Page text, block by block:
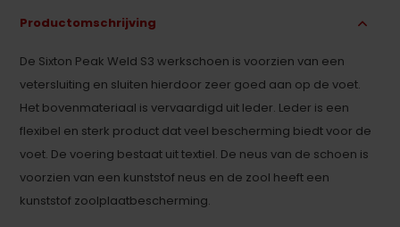
Productomschrijving
De Sixton Peak Weld S3 werkschoen is voorzien van een
vetersluiting en sluiten hierdoor zeer goed aan op de voet.
Het bovenmateriaal is vervaardigd uit leder. Leder is een
flexibel en sterk product dat veel bescherming biedt voor de
voet. De voering bestaat uit textiel. De neus van de schoen is
voorzien van een kunststof neus en de zool heeft een
kunststof zoolplaatbescherming.